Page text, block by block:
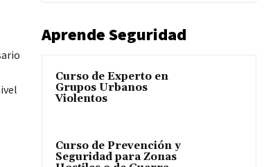
Aprende Seguridad
Curso de Experto en
Grupos Urbanos
Violentos
Curso de Prevención y
Seguridad para Zonas